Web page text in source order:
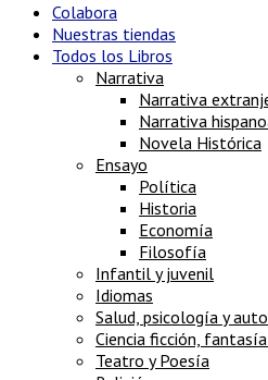
Colabora
Nuestras tiendas
Todos los Libros
Narrativa
Narrativa
Narrativa
Novela Histórica
Ensayo
Política
Historia
Economía
Filosofía
Infantil y juvenil
Idiomas
Salud, psicología y
Ciencia ficción,
Teatro y Poesía